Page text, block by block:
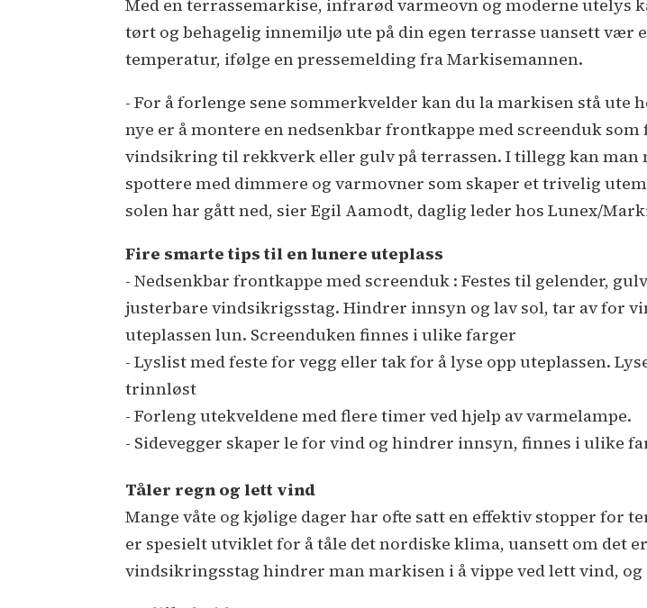
Med en terrassemarkise, infrarød varmeovn og moderne utelys
tørt og behagelig innemiljø ute på din egen terrasse uansett vær
temperatur, ifølge en pressemelding fra Markisemannen.
- For å forlenge sene sommerkvelder kan du la markisen stå ute
nye er å montere en nedsenkbar frontkappe med screenduk
vindsikring til rekkverk eller gulv på terrassen. I tillegg kan man
spottere med dimmere og varmovner som skaper et trivelig
solen har gått ned, sier Egil Aamodt, daglig leder hos Lunex/
Fire smarte tips til en lunere uteplass
- Nedsenkbar frontkappe med screenduk : Festes til gelender,
justerbare vindsikrigsstag. Hindrer innsyn og lav sol, tar av for
uteplassen lun. Screenduken finnes i ulike farger
- Lyslist med feste for vegg eller tak for å lyse opp uteplassen.
trinnløst
- Forleng utekveldene med flere timer ved hjelp av varmelampe.
- Sidevegger skaper le for vind og hindrer innsyn, finnes i ulike
Tåler regn og lett vind
Mange våte og kjølige dager har ofte satt en effektiv stopper for
er spesielt utviklet for å tåle det nordiske klima, uansett om det
vindsikringsstag hindrer man markisen i å vippe ved lett vind,